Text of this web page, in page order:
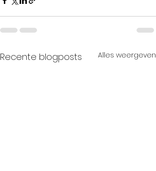
Recente blogposts Alles weergeven